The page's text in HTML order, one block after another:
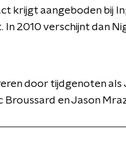
krijgt aangeboden bij
2010 verschijnt dan
door tijdgenoten als
Broussard en Jason